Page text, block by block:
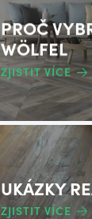
PROČ
WÖLFEL
ZJISTIT VÍCE
UKÁZKY
ZJISTIT VÍCE